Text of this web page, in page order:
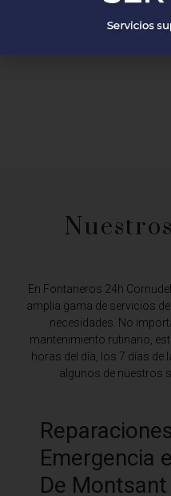
En Fontaneros 24h
amplia gama de servicios
necesidades. No
mantenimiento rutinario,
horas del día, los 7 días de
algunos de nuestros
Emergencia
De Montsant